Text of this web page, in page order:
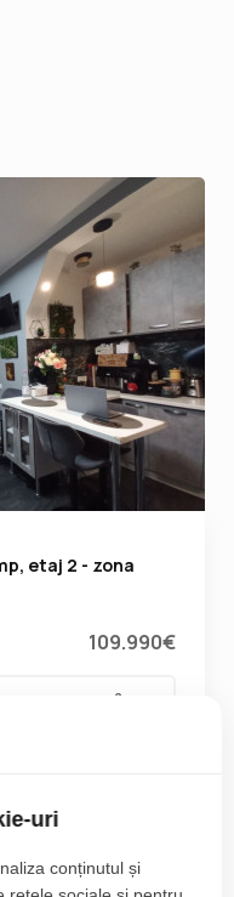
etaj 2 - zona
109.990€
2
uri
conținutul și